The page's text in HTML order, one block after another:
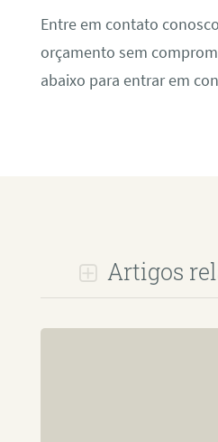
Entre em contato
orçamento sem
abaixo para entrar em
Artigos